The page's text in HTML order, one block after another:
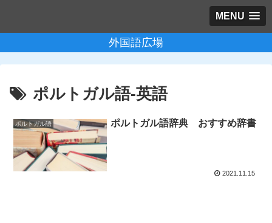
MENU
外国語広場
ポルトガル語-英語
ポルトガル語 ポルトガル語辞典 おすすめ辞書
2021.11.15